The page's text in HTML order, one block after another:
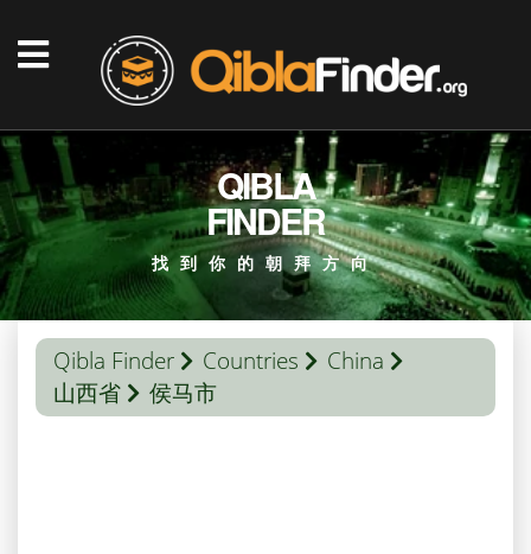
QIBLA
FINDER
找到你的朝拜方向
Qibla Finder Countries
China
山西省
侯马市